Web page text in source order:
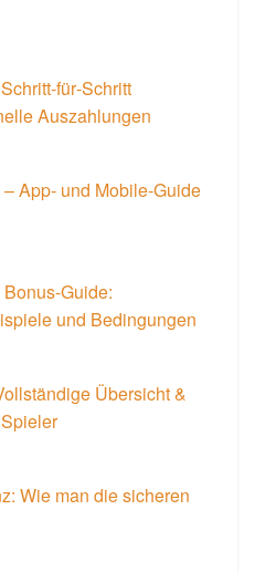
Auszahlungen
App‑ und Mobile‑Guide
Guide:
und Bedingungen
Übersicht &
Wie man die sicheren